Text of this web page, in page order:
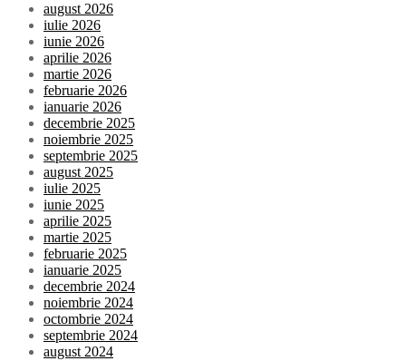
august 2026
iulie 2026
iunie 2026
aprilie 2026
martie 2026
februarie 2026
ianuarie 2026
decembrie 2025
noiembrie 2025
septembrie 2025
august 2025
iulie 2025
iunie 2025
aprilie 2025
martie 2025
februarie 2025
ianuarie 2025
decembrie 2024
noiembrie 2024
octombrie 2024
septembrie 2024
august 2024